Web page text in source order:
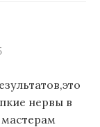
нервы в